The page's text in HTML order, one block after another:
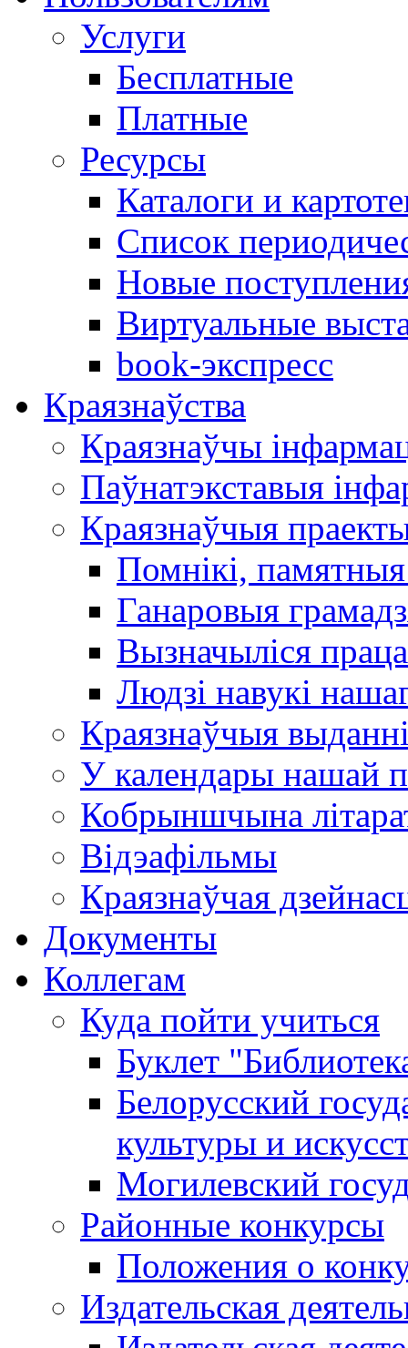
Услуги
Бесплатные
Платные
Ресурсы
Каталоги и
Список
Новые
Виртуальные
book-экспресс
Краязнаўства
Краязнаўчы
Паўнатэкставыя
Краязнаўчыя
Помнікі,
Ганаровыя
Вызначыліся
Людзі навукі
Краязнаўчыя
У календары нашай
Кобрыншчына
Відэафільмы
Краязнаўчая
Документы
Коллегам
Куда пойти учиться
Буклет
Белорусский
культуры и
Могилевский
Районные конкурсы
Положения о
Издательская